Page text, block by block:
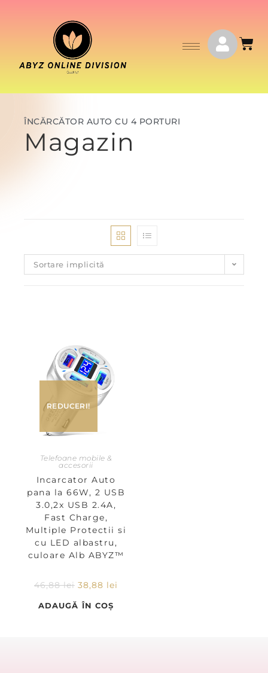
ÎNCĂRCĂTOR AUTO CU 4 PORTURI
Magazin
Sortare implicită
REDUCERI!
Telefoane mobile &
accesorii
Incarcator Auto
pana la 66W, 2 USB
3.0,2x USB 2.4A,
Fast Charge,
Multiple Protectii si
cu LED albastru,
culoare Alb ABYZ™
46,88lei 38,88 lei
ADAUGĂ ÎN COȘ